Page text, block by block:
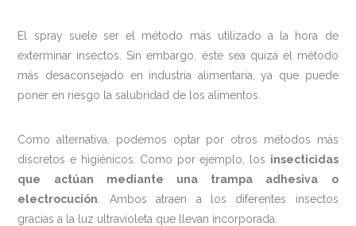
El spray suele ser el método más utilizado a la hora de
exterminar insectos. Sin embargo, éste sea quizá el método
más desaconsejado en industria alimentaria, ya que puede
poner en riesgo la salubridad de los alimentos.
Como alternativa, podemos optar por otros métodos más
discretos e higiénicos. Como por ejemplo, los insecticidas
que actúan mediante una trampa adhesiva o
electrocución . Ambos atraen a los diferentes insectos
gracias a la luz ultravioleta que llevan incorporada.